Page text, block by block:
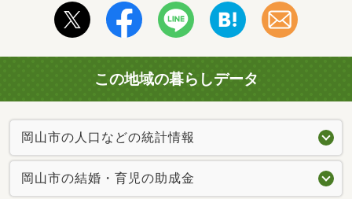
この地域の暮らしデータ
岡山市の人口などの統計情報
岡山市の結婚・育児の助成金